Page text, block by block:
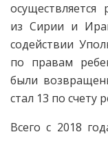
осуществляется
из Сирии и
содействии
по правам
были
стал 13 по счету
Всего с 2018